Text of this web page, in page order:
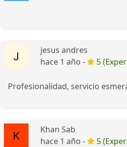
jesus andres
hace 1 año -
5
Profesionalidad, servicio
Khan Sab
hace 1 año -
5